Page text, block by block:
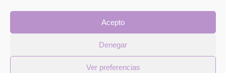
Acepto
Denegar
Ver preferencias
Entradas recientes